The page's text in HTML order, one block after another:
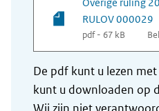
RULOV 000029
pdf - 67 kB
De pdf kunt u lezen met
kunt u downloaden op